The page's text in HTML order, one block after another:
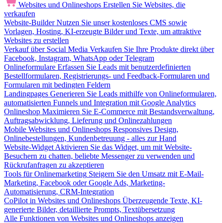
Websites und Onlineshops Erstellen Sie Websites, die
verkaufen
Website-Builder Nutzen Sie unser kostenloses CMS sowie
Vorlagen, Hosting, KI-erzeugte Bilder und Texte, um attraktive
Websites zu erstellen
Verkauf über Social Media Verkaufen Sie Ihre Produkte direkt über
Facebook, Instagram, WhatsApp oder Telegram
Onlineformulare Erfassen Sie Leads mit benutzerdefinierten
Bestellformularen, Registrierungs- und Feedback-Formularen und
Formularen mit bedingten Feldern
Landingpages Generieren Sie Leads mithilfe von Onlineformularen,
automatisierten Funnels und Integration mit Google Analytics
Onlineshop Maximieren Sie E-Commerce mit Bestandsverwaltung,
Auftragsabwicklung, Lieferung und Onlinezahlungen
Mobile Websites und Onlineshops Responsives Design,
Onlinebestellungen, Kundenbetreuung - alles zur Hand
Website-Widget Aktivieren Sie das Widget, um mit Website-
Besuchern zu chatten, beliebte Messenger zu verwenden und
Rückrufanfragen zu akzeptieren
Tools für Onlinemarketing Steigern Sie den Umsatz mit E-Mail-
Marketing, Facebook oder Google Ads, Marketing-
Automatisierung, CRM-Integration
CoPilot in Websites und Onlineshops Überzeugende Texte, KI-
generierte Bilder, detaillierte Prompts, Textübersetzung
Alle Funktionen von Websites und Onlineshops anzeigen